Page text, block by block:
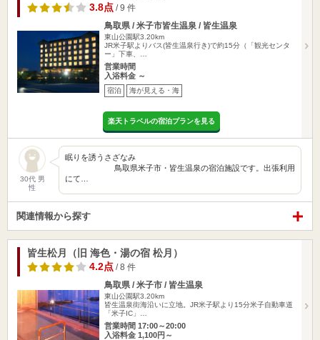
3.8点 / 9 件
鳥取県 / 米子市皆生温泉 / 皆生温泉
東山公園駅3.20km
JR米子駅よりバス(皆生温泉行き)で約15分（「観光センタ
ー」下車、…
営業時間
入浴料金 ～
宿泊 海が見える・海
楽天トラベルの宿泊プランを見る
30代 男
性
眠りを誘うさざなみ
鳥取県米子市・皆生温泉の宿泊施設です。出張利用
にて…
関連情報から探す
皆生松月（旧 海色・湯の宿 松月）
4.2点 / 8 件
鳥取県 / 米子市 / 皆生温泉
東山公園駅3.20km
皆生温泉街海沿いに立地。JR米子駅より15分米子自動車道
「米子IC」…
営業時間 17:00～20:00
入浴料金 1,100円～